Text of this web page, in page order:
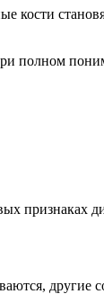
полном
признаках